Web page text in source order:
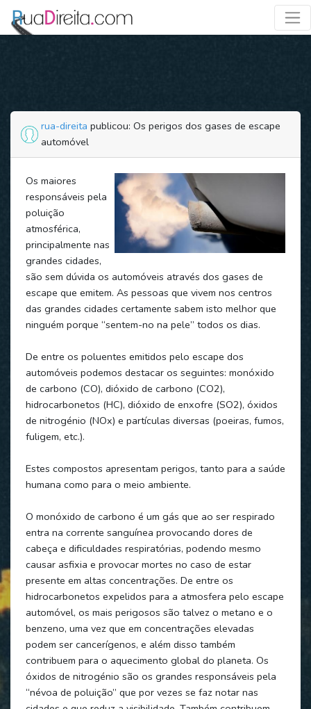
rua-direita publicou: Os perigos dos gases de escape
automóvel
Os maiores
responsáveis pela
poluição
atmosférica,
principalmente nas
grandes cidades,
são sem dúvida os automóveis através dos gases de
escape que emitem. As pessoas que vivem nos centros
das grandes cidades certamente sabem isto melhor que
ninguém porque “sentem-no na pele” todos os dias.
De entre os poluentes emitidos pelo escape dos
automóveis podemos destacar os seguintes: monóxido
de carbono (CO), dióxido de carbono (CO2),
hidrocarbonetos (HC), dióxido de enxofre (SO2), óxidos
de nitrogénio (NOx) e partículas diversas (poeiras, fumos,
fuligem, etc.).
Estes compostos apresentam perigos, tanto para a saúde
humana como para o meio ambiente.
O monóxido de carbono é um gás que ao ser respirado
entra na corrente sanguínea provocando dores de
cabeça e dificuldades respiratórias, podendo mesmo
causar asfixia e provocar mortes no caso de estar
presente em altas concentrações. De entre os
hidrocarbonetos expelidos para a atmosfera pelo escape
automóvel, os mais perigosos são talvez o metano e o
benzeno, uma vez que em concentrações elevadas
podem ser cancerígenos, e além disso também
contribuem para o aquecimento global do planeta. Os
óxidos de nitrogénio são os grandes responsáveis pela
“névoa de poluição” que por vezes se faz notar nas